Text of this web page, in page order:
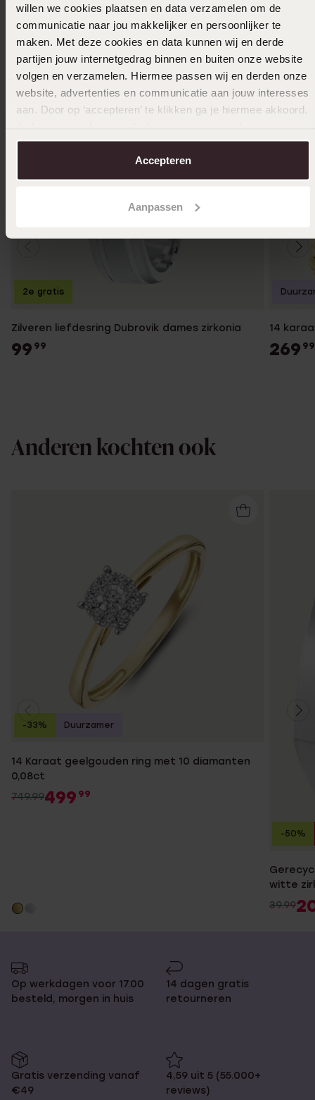
willen we cookies plaatsen en data verzamelen om de
communicatie naar jou makkelijker en persoonlijker te
maken. Met deze cookies en data kunnen wij en derde
partijen jouw internetgedrag binnen en buiten onze website
volgen en verzamelen. Hiermee passen wij en derden onze
website, advertenties en communicatie aan jouw interesses
aan. Door op ‘accepteren’ te klikken ga je hiermee akkoord.
over in onscookiebeleid.
Accepteren
Aanpassen
Ook leuk voor jou
Zilveren liefdesring Dubrovik dames zirkonia
99 99
2e gratis
14
269 99
Anderen kochten ook
14 Karaat geelgouden ring met 10 diamanten
0,08ct
749.99499 99
-33% Duurzamer
witte
39.99
-50%
Op werkdagen voor 17.00
besteld, morgen in huis
14 dagen gratis
retourneren
Gratis verzending vanaf
€49
4,59 uit 5 (55.000+
reviews)